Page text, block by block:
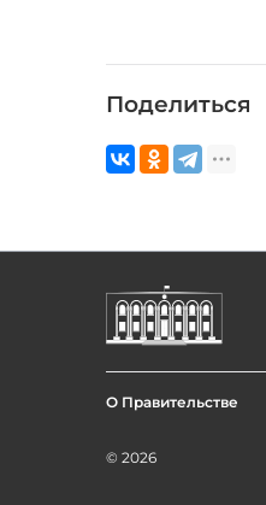
Поделиться
menu
О Правительстве
© 2026